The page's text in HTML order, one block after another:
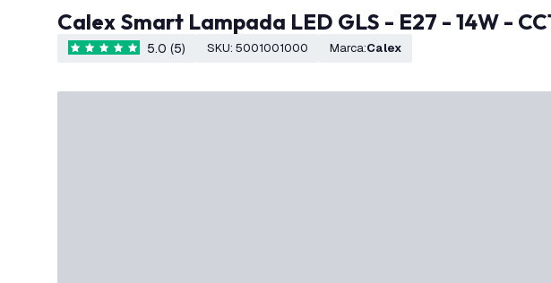
Calex Smart Lampada LED GLS - E27 - 14W -
5 stelle di valutazione
5.0 (5) SKU: 5001001000 Marca: Calex